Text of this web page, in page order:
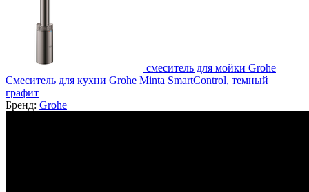
смеситель для мойки Grohe
Смеситель для кухни Grohe Minta SmartControl, темный
графит
Бренд: Grohe